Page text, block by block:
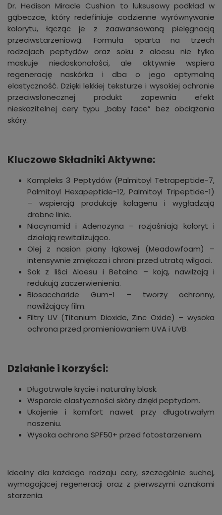
Dr. Hedison Miracle Cushion to luksusowy podkład w
gąbeczce, który redefiniuje codzienne wyrównywanie
kolorytu, łącząc je z zaawansowaną pielęgnacją
przeciwstarzeniową. Formuła oparta na trzech
rodzajach peptydów oraz soku z aloesu nie tylko
maskuje niedoskonałości, ale aktywnie wspiera
regenerację naskórka i dba o jego optymalną
elastyczność. Dzięki lekkiej teksturze i wysokiej ochronie
przeciwsłonecznej produkt zapewnia efekt
nieskazitelnej cery typu „baby face” bez obciążania
skóry.
Kluczowe Składniki Aktywne:
Kompleks 3 Peptydów (Palmitoyl Tetrapeptide-7,
Palmitoyl Hexapeptide-12, Palmitoyl Tripeptide-1)
– wspierają produkcję kolagenu i wygładzają
drobne linie.
Niacynamid i Adenozyna – rozjaśniają koloryt i
działają rewitalizująco.
Olej z nasion piany łąkowej (Meadowfoam) –
intensywnie zmiękcza i chroni przed utratą wilgoci.
Sok z liści Aloesu i Betaina – koją, nawilżają i
redukują zaczerwienienia.
Biosaccharide Gum-1 – tworzy ochronny,
nawilżający film.
Filtry UV (Titanium Dioxide, Zinc Oxide) – wysoka
ochrona przed promieniowaniem UVA i UVB.
Działanie i korzyści:
Długotrwałe krycie i naturalny blask.
Wsparcie elastyczności skóry dzięki peptydom.
Ukojenie i komfort nawet przy długotrwałym
noszeniu.
Wysoka ochrona SPF50+ przed fotostarzeniem.
Idealny dla każdego rodzaju cery, szczególnie suchej,
wymagającej regeneracji oraz z pierwszymi oznakami
starzenia.